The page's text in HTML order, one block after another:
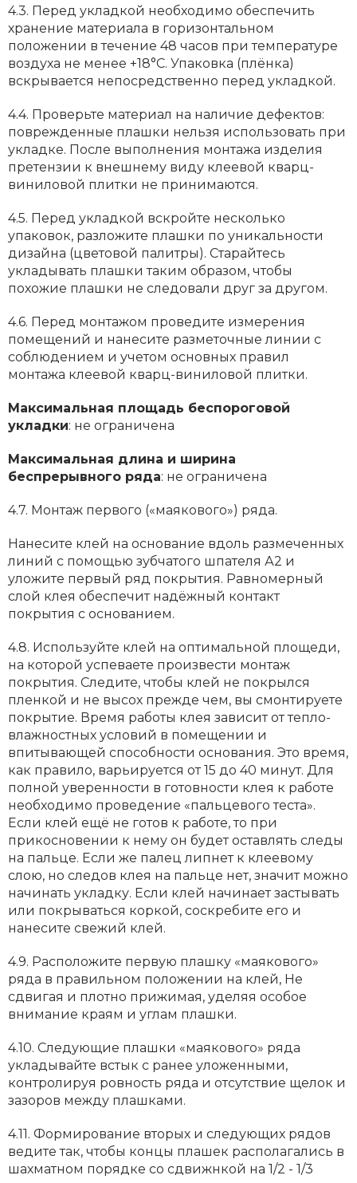
4.3. Перед укладкой необходимо обеспечить
хранение материала в горизонтальном
положении в течение 48 часов при температуре
воздуха не менее +18°С. Упаковка (плёнка)
вскрывается непосредственно перед укладкой.
4.4. Проверьте материал на наличие дефектов:
поврежденные плашки нельзя использовать при
укладке. После выполнения монтажа изделия
претензии к внешнему виду клеевой кварц-
виниловой плитки не принимаются.
4.5. Перед укладкой вскройте несколько
упаковок, разложите плашки по уникальности
дизайна (цветовой палитры). Старайтесь
укладывать плашки таким образом, чтобы
похожие плашки не следовали друг за другом.
4.6. Перед монтажом проведите измерения
помещений и нанесите разметочные линии с
соблюдением и учетом основных правил
монтажа клеевой кварц-виниловой плитки.
Максимальная площадь беспороговой
укладки: не ограничена
Максимальная длина и ширина
беспрерывного ряда: не ограничена
4.7. Монтаж первого («маякового») ряда.
Нанесите клей на основание вдоль размеченных
линий с помощью зубчатого шпателя А2 и
уложите первый ряд покрытия. Равномерный
слой клея обеспечит надёжный контакт
покрытия с основанием.
4.8. Используйте клей на оптимальной площеди,
на которой успеваете произвести монтаж
покрытия. Следите, чтобы клей не покрылся
пленкой и не высох прежде чем, вы смонтируете
покрытие. Время работы клея зависит от тепло-
влажностных условий в помещении и
впитывающей способности основания. Это время,
как правило, варьируется от 15 до 40 минут. Для
полной уверенности в готовности клея к работе
необходимо проведение «пальцевого теста».
Если клей ещё не готов к работе, то при
прикосновении к нему он будет оставлять следы
на пальце. Если же палец липнет к клеевому
слою, но следов клея на пальце нет, значит можно
начинать укладку. Если клей начинает застывать
или покрываться коркой, соскребите его и
нанесите свежий клей.
4.9. Расположите первую плашку «маякового»
ряда в правильном положении на клей, He
сдвигая и плотно прижимая, уделяя особое
внимание краям и углам плашки.
4.10. Следующие плашки «маякового» ряда
укладывайте встык с ранее уложенными,
контролируя ровность ряда и отсутствие щелок и
зазоров между плашками.
4.11. Формирование вторых и следующих рядов
ведите так, чтобы концы плашек располагались в
шахматном порядке со сдвижнкой на 1/2 - 1/3